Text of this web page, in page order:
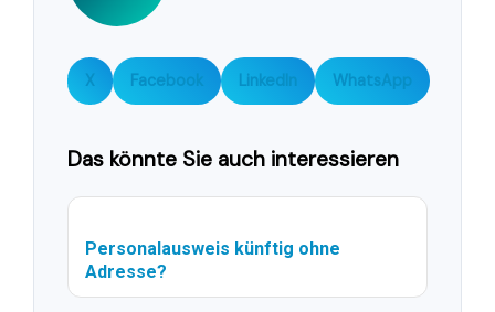
X Facebook LinkedIn WhatsApp
Das könnte Sie auch interessieren
Personalausweis künftig ohne
Adresse?